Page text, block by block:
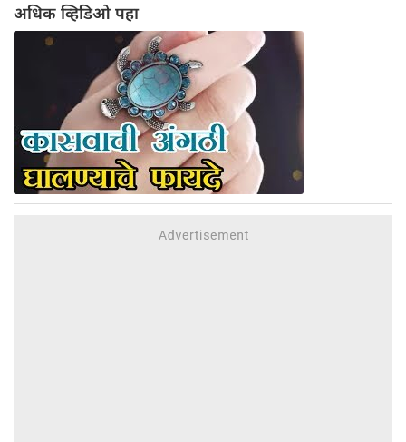
होता. शैलेंद्र सिंह यांनी नमूद केले की ही घटना त्या
काळातील आहे जेव्हा त्यांची आणि सलमानची घट्ट
मैत्री होती; त्यावेळी ते दर सोमवारी रात्री एकत्र पार्टी
करायचे. संभाषणादरम्यान, त्यांनी सांगितले की
सलमानला जेवताना आरशात स्वतःला पाहण्याची
एक वेगळी सवय होती.
अधिक व्हिडिओ पहा